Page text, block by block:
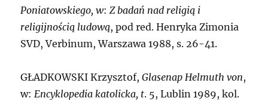
Poniatowskiego, w:Z badań nad religią i
religijnością ludową, pod red. Henryka Zimonia
SVD, Verbinum, Warszawa 1988, s. 26-41.
GŁADKOWSKI Krzysztof, Glasenap Helmuth von,
w:Encyklopedia katolicka, t. 5, Lublin 1989, kol.